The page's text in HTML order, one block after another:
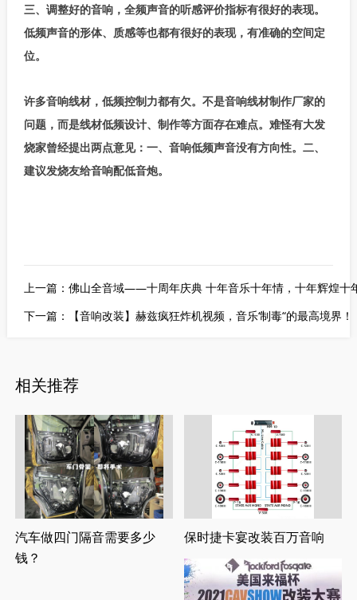
三、调整好的音响，全频声音的听感评价指标有很好的表现。
低频声音的形体、质感等也都有很好的表现，有准确的空间定
位。
许多音响线材，低频控制力都有欠。不是音响线材制作厂家的
问题，而是线材低频设计、制作等方面存在难点。难怪有大发
烧家曾经提出两点意见：一、音响低频声音没有方向性。二、
建议发烧友给音响配低音炮。
上一篇：佛山全音域——十周年庆典 十年音乐十年情，十年辉煌十
下一篇：
【音响改装】赫兹疯狂炸机视频，音乐‘制毒“的最高境界！
相关推荐
汽车做四门隔音需要多少
钱？
保时捷卡宴改装百万音响